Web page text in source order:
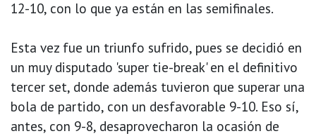
12-10, con lo que ya están en las semifinales.
Esta vez fue un triunfo sufrido, pues se decidió en
un muy disputado 'super tie-break' en el definitivo
tercer set, donde además tuvieron que superar una
bola de partido, con un desfavorable 9-10. Eso sí,
antes, con 9-8, desaprovecharon la ocasión de